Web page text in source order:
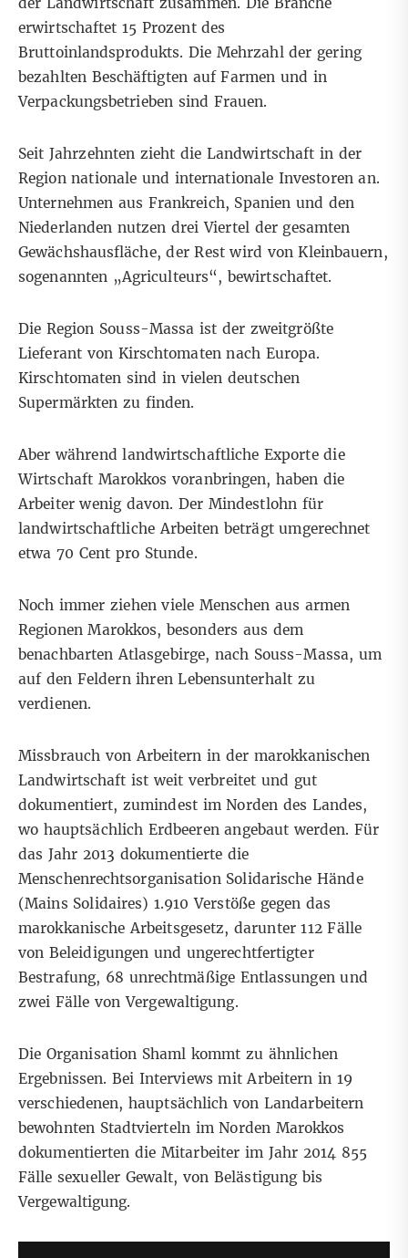
erwirtschaftet 15 Prozent des
Bruttoinlandsprodukts. Die Mehrzahl der gering
bezahlten Beschäftigten auf Farmen und in
Verpackungsbetrieben sind Frauen.
Seit Jahrzehnten zieht die Landwirtschaft in der
Region nationale und internationale Investoren an.
Unternehmen aus Frankreich, Spanien und den
Niederlanden nutzen drei Viertel der gesamten
Gewächshausfläche, der Rest wird von Kleinbauern,
sogenannten „Agriculteurs“, bewirtschaftet.
Die Region Souss-Massa ist der zweitgrößte
Lieferant von Kirschtomaten nach Europa.
Kirschtomaten sind in vielen deutschen
Supermärkten zu finden.
Aber während landwirtschaftliche Exporte die
Wirtschaft Marokkos voranbringen, haben die
Arbeiter wenig davon. Der Mindestlohn für
landwirtschaftliche Arbeiten beträgt umgerechnet
etwa 70 Cent pro Stunde.
Noch immer ziehen viele Menschen aus armen
Regionen Marokkos, besonders aus dem
benachbarten Atlasgebirge, nach Souss-Massa, um
auf den Feldern ihren Lebensunterhalt zu
verdienen.
Missbrauch von Arbeitern in der marokkanischen
Landwirtschaft ist weit verbreitet und gut
dokumentiert, zumindest im Norden des Landes,
wo hauptsächlich Erdbeeren angebaut werden. Für
das Jahr 2013 dokumentierte die
Menschenrechtsorganisation Solidarische Hände
(Mains Solidaires) 1.910 Verstöße gegen das
marokkanische Arbeitsgesetz, darunter 112 Fälle
von Beleidigungen und ungerechtfertigter
Bestrafung, 68 unrechtmäßige Entlassungen und
zwei Fälle von Vergewaltigung.
Die Organisation Shaml kommt zu ähnlichen
Ergebnissen. Bei Interviews mit Arbeitern in 19
verschiedenen, hauptsächlich von Landarbeitern
bewohnten Stadtvierteln im Norden Marokkos
dokumentierten die Mitarbeiter im Jahr 2014 855
Fälle sexueller Gewalt, von Belästigung bis
Vergewaltigung.